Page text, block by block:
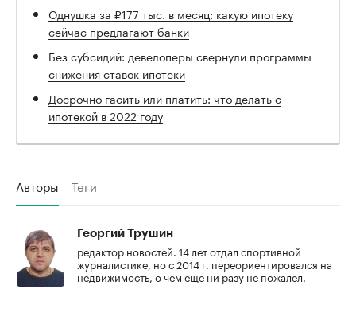
Однушка за ₽177 тыс. в месяц: какую ипотеку
сейчас предлагают банки
Без субсидий: девелоперы свернули программы
снижения ставок ипотеки
Досрочно гасить или платить: что делать с
ипотекой в 2022 году
Авторы Теги
Георгий Трушин
редактор новостей. 14 лет отдал спортивной
журналистике, но с 2014 г. переориентировался на
недвижимость, о чем еще ни разу не пожалел.